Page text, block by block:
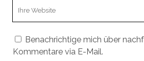
Benachrichtige mich über
Kommentare via E-Mail.